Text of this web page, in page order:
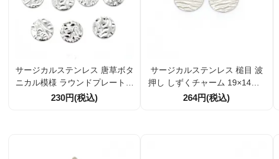
サージカルステンレス 唐草ボタ
ニカル模様 ラウンドプレートチ
ャーム 8mm｜可愛いアクセサ
230円(税込)
サージカルステンレス 槌目 波
押し しずくチャーム 19×14mm
｜ドロップチャーム アクセサリ
264円(税込)